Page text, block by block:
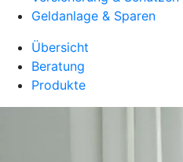
Geldanlage & Sparen
Übersicht
Beratung
Produkte